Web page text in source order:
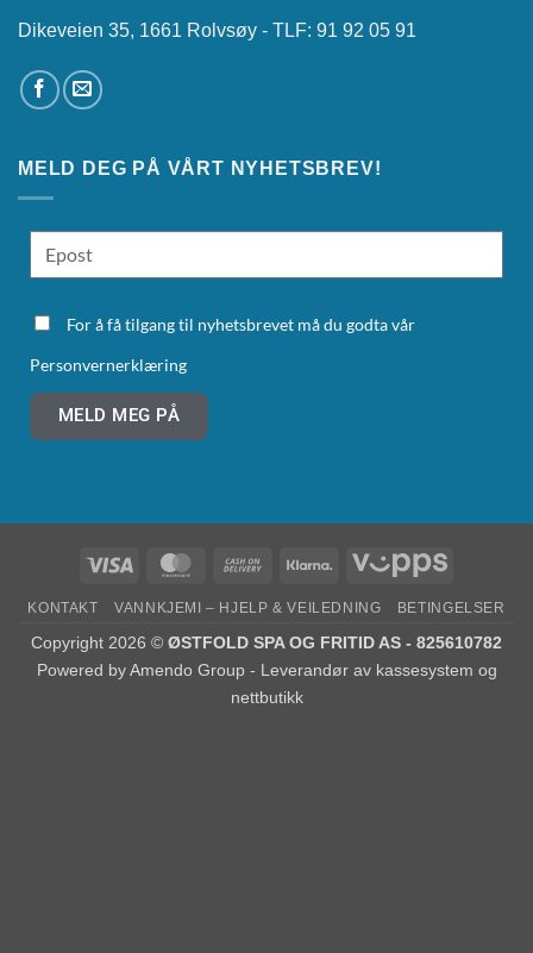
Dikeveien 35, 1661 Rolvsøy - TLF: 91 92 05 91
MELD DEG PÅ VÅRT NYHETSBREV!
For å få tilgang til nyhetsbrevet må du godta vår
Personvernerklæring
MELD MEG PÅ
KONTAKT VANNKJEMI – HJELP & VEILEDNING BETINGELSER
Copyright 2026 © ØSTFOLD SPA OG FRITID AS - 825610782
Powered byAmendo Group - Leverandør av kassesystem og
nettbutikk